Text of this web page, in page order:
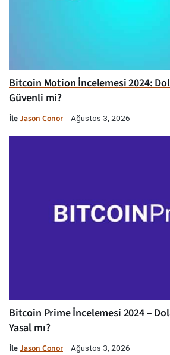
Bitcoin Motion İncelemesi 2024:
Güvenli mi?
İleJason Conor Ağustos 3, 2026
Bitcoin Prime İncelemesi 2024 –
Yasal mı?
İleJason Conor Ağustos 3, 2026